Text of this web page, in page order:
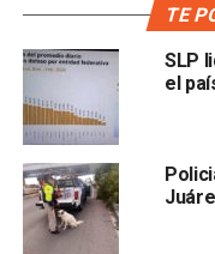
indicaba la presencia
del distribuidor vial.
Los elementos se
que una mujer se
punto de arrojarse al
mujer, quien dijo
tratamiento por una
TE
SLP
el